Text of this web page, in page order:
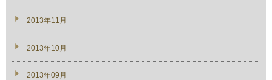
2013年11月
2013年10月
2013年09月